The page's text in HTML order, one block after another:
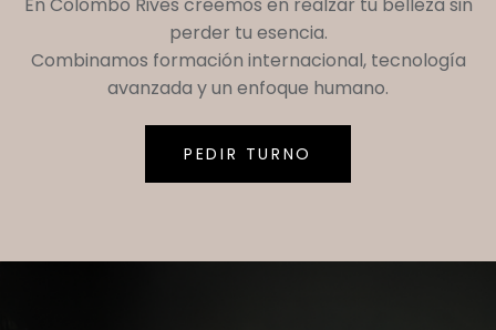
perder tu esencia.
Combinamos formación internacional, tecnología
avanzada y un enfoque humano.
PEDIR TURNO